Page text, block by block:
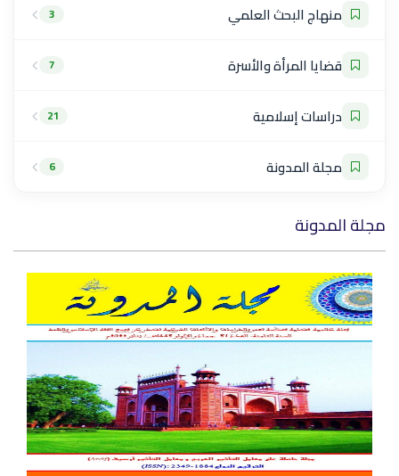
منهاج البحث العلمي 3
قضايا المرأة والأسرة 7
دراسات إسلامية 21
مجلة المدونة 6
مجلة المدونة